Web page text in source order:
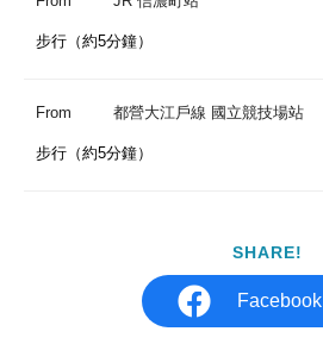
步行（約5分鐘）
From 都營大江戶線 國立競技場站
步行（約5分鐘）
SHARE!
Facebook